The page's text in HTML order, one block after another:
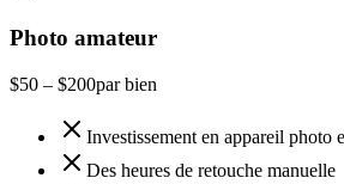
Photo amateur
$50 – $200par bien
Investissement en appareil photo
Des heures de retouche manuelle